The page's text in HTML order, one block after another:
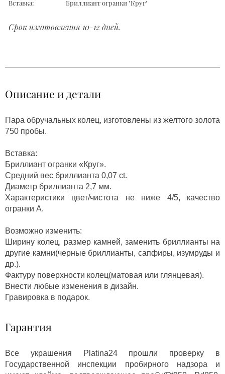
Вставка:
Бриллиант огранки "Круг"
Срок изготовления 10-12 дней.
Описание и детали
Пара обручальных колец, изготовлены из желтого золота
750 пробы.
Вставка:
Бриллиант огранки «Круг».
Средний вес бриллианта 0,07 ct.
Диаметр бриллианта 2,7 мм.
Характеристики цвет/чистота не ниже 4/5, качество
огранки А.
Возможно изменить:
Ширину колец, размер камней, заменить бриллианты на
другие камни(черные бриллианты, сапфиры, изумруды и
др.).
Фактуру поверхности колец(матовая или глянцевая).
Внести любые изменения в дизайн.
Гравировка в подарок.
Гарантия
Все украшения Platina24 прошли проверку в
Государственной инспекции пробирного надзора и